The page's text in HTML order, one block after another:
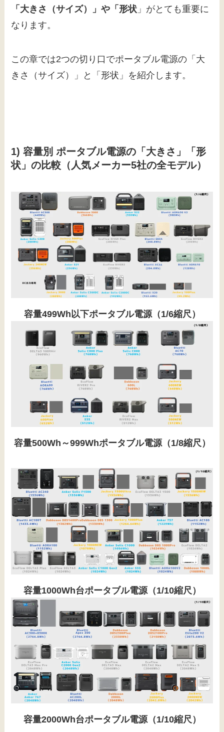
「大きさ（サイズ）」や「形状 」がとても重要に
なります。
この章では2つの切り口でポータブル電源の「大
きさ（サイズ）」と「形状」を紹介します。
1) 容量別 ポータブル電源の「大きさ」「形
状」の比較（人気メーカー5社の全モデル）
容量499Wh以下ポータブル電源（1/6縮尺）
容量500Wh～999Whポータブル電源（1/8縮尺）
容量1000Wh台ポータブル電源（1/10縮尺）
容量2000Wh台ポータブル電源（1/10縮尺）